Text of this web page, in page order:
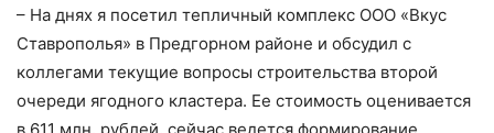
– На днях я посетил тепличный комплекс ООО «Вкус
Ставрополья» в Предгорном районе и обсудил с
коллегами текущие вопросы строительства второй
очереди ягодного кластера. Ее стоимость оценивается
в 611 млн. рублей, сейчас ведется формирование